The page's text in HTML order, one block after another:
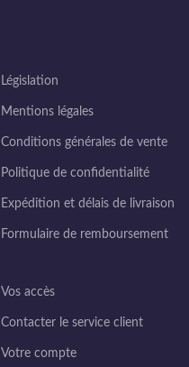
Législation
Mentions légales
Conditions générales de vente
Politique de confidentialité
Expédition et délais de livraison
Formulaire de remboursement
Vos accès
Contacter le service client
Votre compte